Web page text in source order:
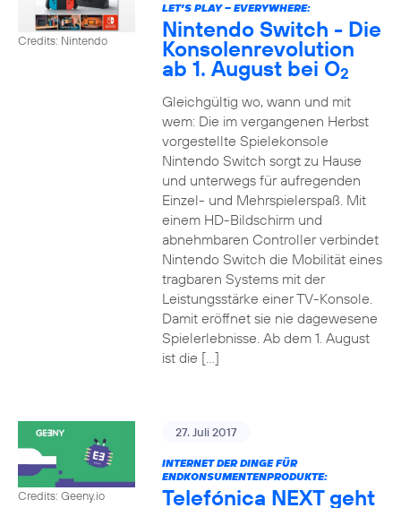
Credits: Nintendo
LET’S PLAY – EVERYWHERE:
Nintendo Switch - Die
Konsolenrevolution
ab 1. August bei O2
Gleichgültig wo, wann und mit
wem: Die im vergangenen Herbst
vorgestellte Spielekonsole
Nintendo Switch sorgt zu Hause
und unterwegs für aufregenden
Einzel- und Mehrspielerspaß. Mit
einem HD-Bildschirm und
abnehmbaren Controller verbindet
Nintendo Switch die Mobilität eines
tragbaren Systems mit der
Leistungsstärke einer TV-Konsole.
Damit eröffnet sie nie dagewesene
Spielerlebnisse. Ab dem 1. August
ist die […]
Credits: Geeny.io
27. Juli 2017
INTERNET DER DINGE FÜR
ENDKONSUMENTENPRODUKTE:
Telefónica NEXT geht